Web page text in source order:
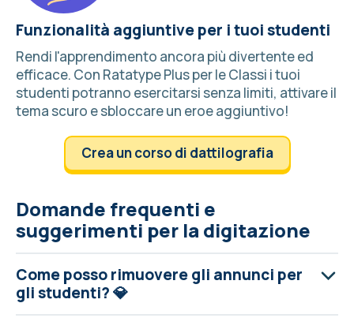
Funzionalità aggiuntive per i tuoi studenti
Rendi l'apprendimento ancora più divertente ed
efficace. Con Ratatype Plus per le Classi i tuoi
studenti potranno esercitarsi senza limiti, attivare il
tema scuro e sbloccare un eroe aggiuntivo!
Crea un corso di dattilografia
Domande frequenti e
suggerimenti per la digitazione
Come posso rimuovere gli annunci per
gli studenti? 💎